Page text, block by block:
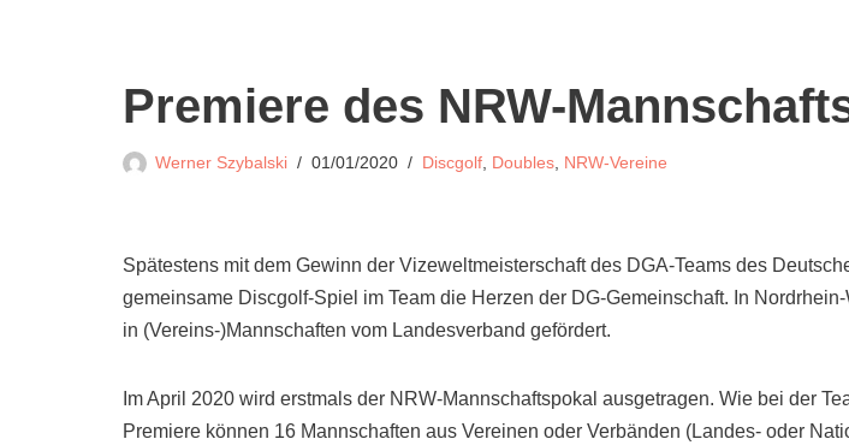
Premiere des NRW-
Werner Szybalski 01/01/2020 Discgolf, Doubles, NRW-Vereine
Spätestens mit dem Gewinn der Vizeweltmeisterschaft des DGA-Teams des
gemeinsame Discgolf-Spiel im Team die Herzen der DG-Gemeinschaft. In
in (Vereins-)Mannschaften vom Landesverband gefördert.
Im April 2020 wird erstmals der NRW-Mannschaftspokal ausgetragen. Wie bei der
Premiere können 16 Mannschaften aus Vereinen oder Verbänden (Landes- oder